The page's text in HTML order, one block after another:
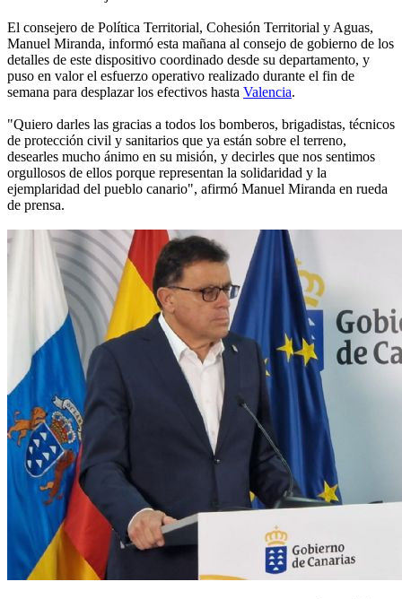
El consejero de Política Territorial, Cohesión Territorial y Aguas,
Manuel Miranda, informó esta mañana al consejo de gobierno de los
detalles de este dispositivo coordinado desde su departamento, y
puso en valor el esfuerzo operativo realizado durante el fin de
semana para desplazar los efectivos hasta Valencia.
"Quiero darles las gracias a todos los bomberos, brigadistas, técnicos
de protección civil y sanitarios que ya están sobre el terreno,
desearles mucho ánimo en su misión, y decirles que nos sentimos
orgullosos de ellos porque representan la solidaridad y la
ejemplaridad del pueblo canario", afirmó Manuel Miranda en rueda
de prensa.